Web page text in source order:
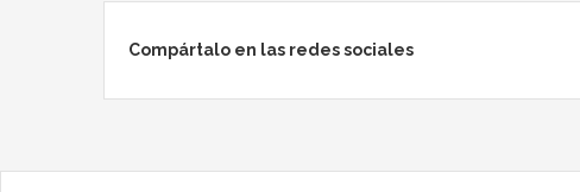
Compártalo en las redes sociales